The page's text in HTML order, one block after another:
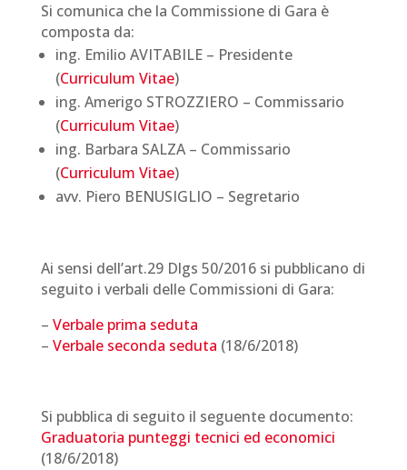
Si comunica che la Commissione di Gara è
composta da:
ing. Emilio AVITABILE – Presidente
(Curriculum Vitae)
ing. Amerigo STROZZIERO – Commissario
(Curriculum Vitae)
ing. Barbara SALZA – Commissario
(Curriculum Vitae)
avv. Piero BENUSIGLIO – Segretario
Ai sensi dell’art.29 Dlgs 50/2016 si pubblicano di
seguito i verbali delle Commissioni di Gara:
– Verbale prima seduta
– Verbale seconda seduta (18/6/2018)
Si pubblica di seguito il seguente documento:
Graduatoria punteggi tecnici ed economici
(18/6/2018)